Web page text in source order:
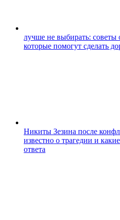
лучше не выбирать:
которые помогут сделать
Никиты Зезина после
известно о трагедии и
ответа